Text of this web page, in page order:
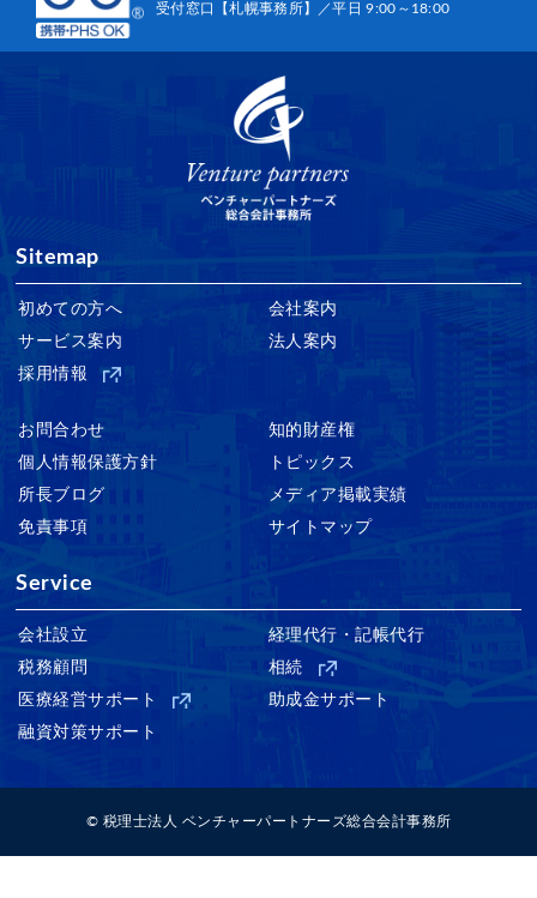
受付窓口【札幌事務所】／平日 9:00～18:00
Sitemap
初めての方へ
会社案内
サービス案内
法人案内
採用情報
お問合わせ
知的財産権
個人情報保護方針
トピックス
所長ブログ
メディア掲載実績
免責事項
サイトマップ
Service
会社設立
経理代行・記帳代行
税務顧問
相続
医療経営サポート
助成金サポート
融資対策サポート
© 税理士法人 ベンチャーパートナーズ総合会計事務所